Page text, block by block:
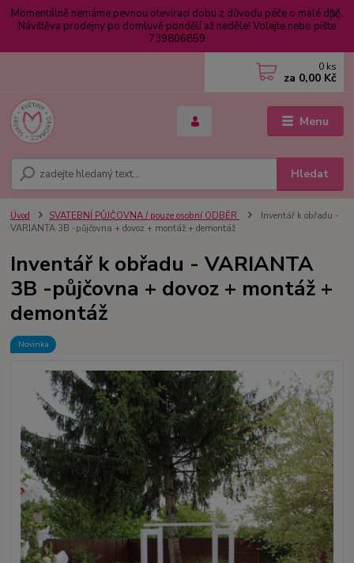
Momentálně nemáme pevnou otevírací dobu z důvodu péče o malé dítě.
Návštěva prodejny po domluvě pondělí až neděle! Volejte nebo pište
739806859
Menu
Hledat
0 ks
za 0,00 Kč
Úvod SVATEBNÍ PŮJČOVNA / pouze osobní ODBĚR
Inventář k obřadu -
VARIANTA 3B -půjčovna + dovoz + montáž + demontáž
Inventář k obřadu - VARIANTA
3B -půjčovna + dovoz + montáž +
demontáž
Novinka